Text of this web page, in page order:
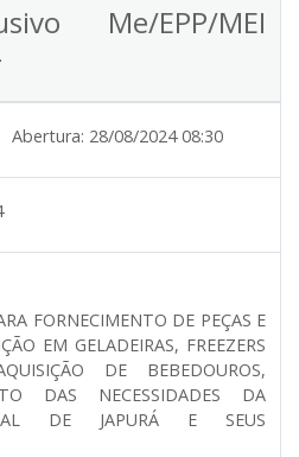
Me/EPP/MEI
Abertura: 28/08/2024 08:30
FORNECIMENTO DE PEÇAS E
EM GELADEIRAS, FREEZERS
DE BEBEDOUROS,
DAS NECESSIDADES DA
DE JAPURÁ E SEUS